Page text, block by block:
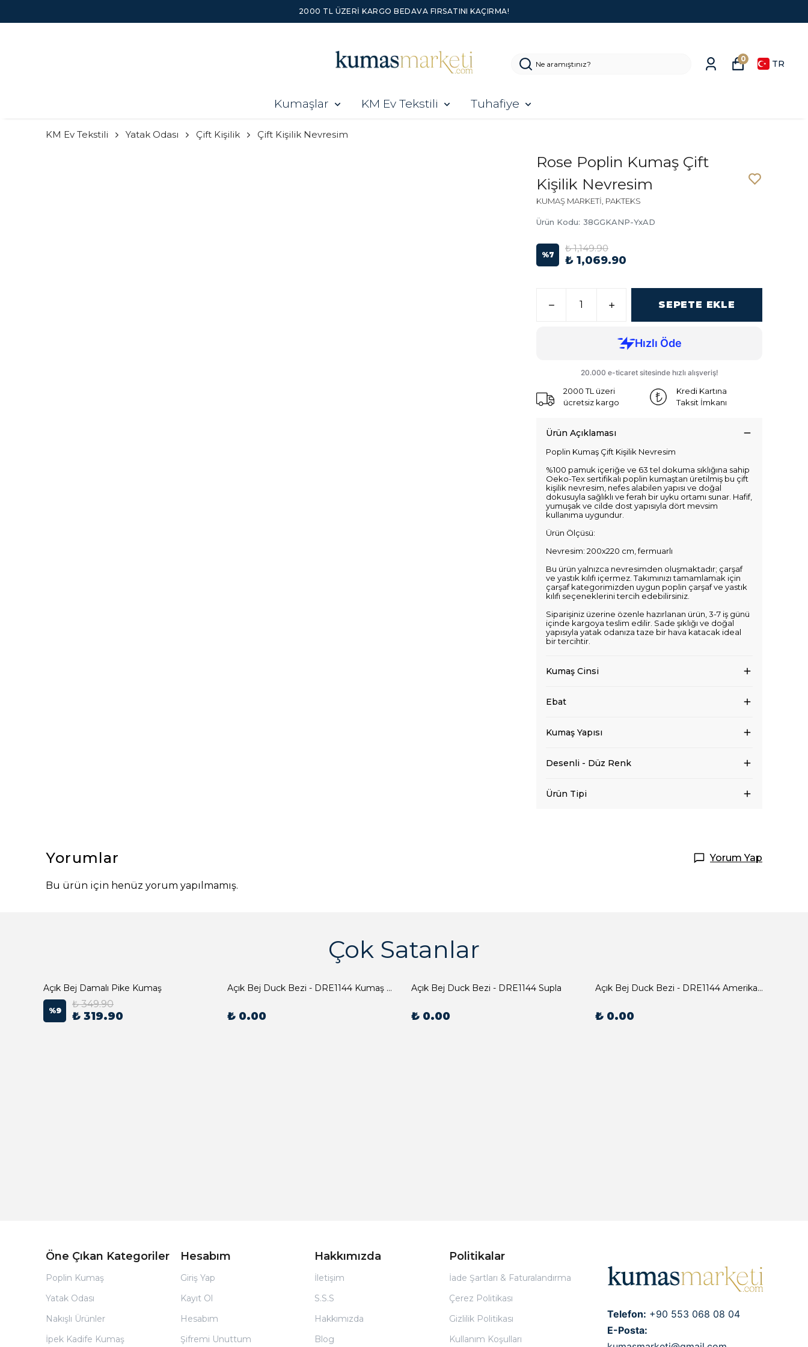
2000 TL ÜZERI KARGO BEDAVA FIRSATINI KAÇIRMA!
Kumaşlar KM Ev Tekstili Tuhafiye
0 TR
KM Ev Tekstili Yatak Odası Çift Kişilik Çift Kişilik Nevresim
Rose Poplin Kumaş Çift
Kişilik Nevresim
KUMAŞ MARKETİ, PAKTEKS
Ürün Kodu: 38GGKANP-YxAD
%7
₺ 1,149.90
₺ 1,069.90
SEPETE EKLE
2000 TL üzeri
ücretsiz kargo
Kredi Kartına
Taksit İmkanı
Ürün Açıklaması
Poplin Kumaş Çift Kişilik Nevresim
%100 pamuk içeriğe ve 63 tel dokuma sıklığına sahip
Oeko-Tex sertifikalı poplin kumaştan üretilmiş bu çift
kişilik nevresim, nefes alabilen yapısı ve doğal
dokusuyla sağlıklı ve ferah bir uyku ortamı sunar. Hafif,
yumuşak ve cilde dost yapısıyla dört mevsim
kullanıma uygundur.
Ürün Ölçüsü:
Nevresim: 200x220 cm, fermuarlı
Bu ürün yalnızca nevresimden oluşmaktadır; çarşaf
ve yastık kılıfı içermez. Takımınızı tamamlamak için
çarşaf kategorimizden uygun poplin çarşaf ve yastık
kılıfı seçeneklerini tercih edebilirsiniz.
Siparişiniz üzerine özenle hazırlanan ürün, 3-7 iş günü
içinde kargoya teslim edilir. Sade şıklığı ve doğal
yapısıyla yatak odanıza taze bir hava katacak ideal
bir tercihtir.
Kumaş Cinsi
Ebat
Kumaş Yapısı
Desenli - Düz Renk
Ürün Tipi
Yorumlar Yorum Yap
Bu ürün için henüz yorum yapılmamış.
Çok Satanlar
Açık Bej Damalı Pike Kumaş
%9
₺ 349.90
₺ 319.90
Açık Bej Duck Bezi - DRE1144 Kumaş Peçete
₺ 0.00
Açık Bej Duck Bezi - DRE1144 Supla
₺ 0.00
Açık Bej Duck Bezi - DRE1144 Amerikan Servis
₺ 0.00
Öne Çıkan Kategoriler
Poplin Kumaş
Yatak Odası
Nakışlı Ürünler
İpek Kadife Kumaş
Hesabım
Giriş Yap
Kayıt Ol
Hesabım
Şifremi Unuttum
Hakkımızda
İletişim
S.S.S
Hakkımızda
Blog
Politikalar
İade Şartları & Faturalandırma
Çerez Politikası
Gizlilik Politikası
Kullanım Koşulları
Telefon: +90 553 068 08 04
E-Posta: